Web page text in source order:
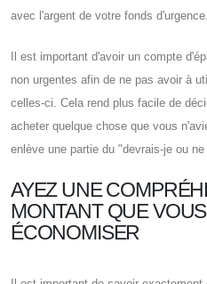
avec l'argent de votre fonds d'urgence.
Il est important d'avoir un compte
non urgentes afin de ne pas avoir à
celles-ci. Cela rend plus facile de
acheter quelque chose que vous
enlève une partie du "devrais-je ou
AYEZ UNE
MONTANT QUE
ÉCONOMISER